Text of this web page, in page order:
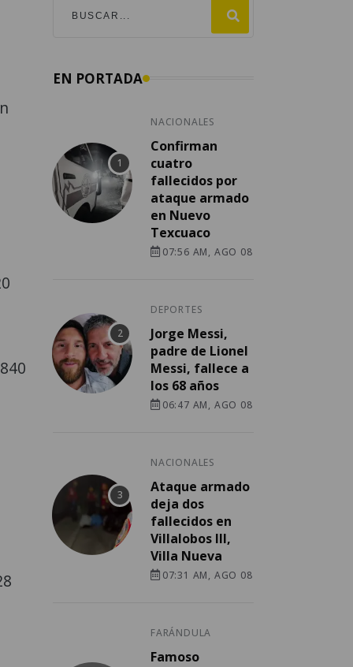
EN PORTADA
NACIONALES
Confirman
cuatro
fallecidos por
ataque armado
en Nuevo
Texcuaco
07:56 AM, AGO 08
DEPORTES
Jorge Messi,
padre de Lionel
Messi, fallece a
los 68 años
06:47 AM, AGO 08
NACIONALES
Ataque armado
deja dos
fallecidos en
Villalobos III,
Villa Nueva
07:31 AM, AGO 08
FARÁNDULA
Famoso